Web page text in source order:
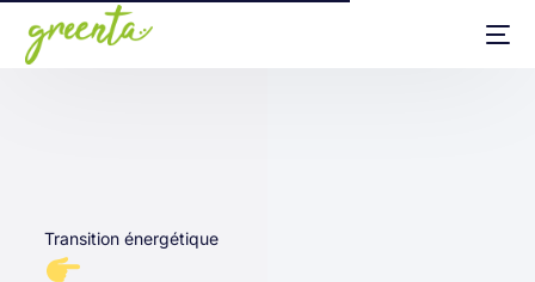
Transition énergétique